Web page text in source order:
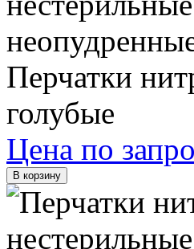
Перчатки
голубые
Цена по
В корзину